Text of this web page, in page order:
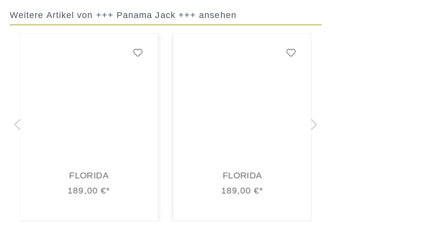
Weitere Artikel von +++ Panama Jack +++ ansehen
FLORIDA
189,00 €*
FLORIDA
189,00 €*